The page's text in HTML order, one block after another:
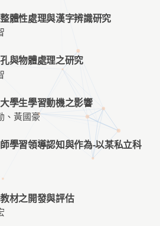
體性處理與漢字辨識研究
與物體處理之研究
學生學習動機之影響
、黃國豪
學習領導認知與作為-以某私立科
材之開發與評估